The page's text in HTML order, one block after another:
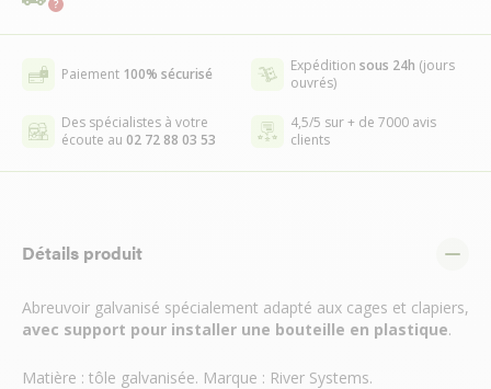
Paiement 100% sécurisé Expédition sous 24h (jours
ouvrés)
Des spécialistes à votre
écoute au 02 72 88 03 53
4,5/5 sur + de 7000 avis
clients
Détails produit
Abreuvoir galvanisé spécialement adapté aux cages et clapiers,
avec support pour installer une bouteille en plastique.
Matière : tôle galvanisée. Marque : River Systems.